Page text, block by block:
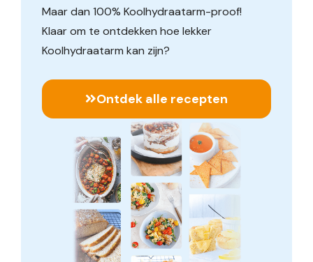
Maar dan 100% Koolhydraatarm-proof!
Klaar om te ontdekken hoe lekker
Koolhydraatarm kan zijn?
Ontdek alle recepten